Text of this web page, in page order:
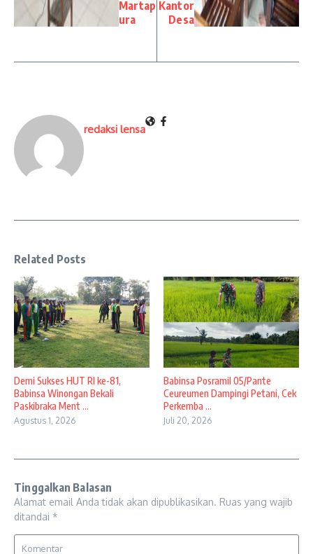
Martap
ura
Kantor
Desa
redaksi lensa
Related Posts
Demi Sukses HUT RI ke-81,
Babinsa Winongan Bekali
Paskibraka Ment ...
Agustus 1, 2026
Babinsa Posramil 05/Pante
Ceureumen Dampingi Petani, Cek
Perkemba ...
Juli 20, 2026
Tinggalkan Balasan
Alamat email Anda tidak akan dipublikasikan. Ruas yang wajib
ditandai *